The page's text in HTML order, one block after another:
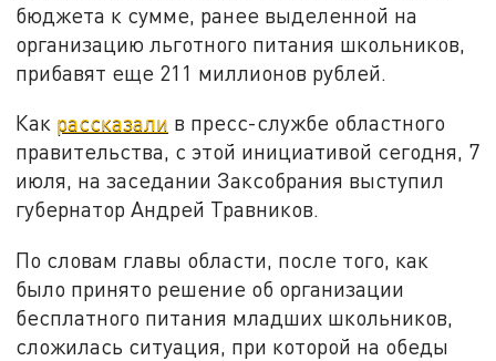
бюджета к сумме, ранее выделенной на
организацию льготного питания школьников,
прибавят еще 211 миллионов рублей.
Как рассказали в пресс-службе областного
правительства, с этой инициативой сегодня, 7
июля, на заседании Заксобрания выступил
губернатор Андрей Травников.
По словам главы области, после того, как
было принято решение об организации
бесплатного питания младших школьников,
сложилась ситуация, при которой на обеды